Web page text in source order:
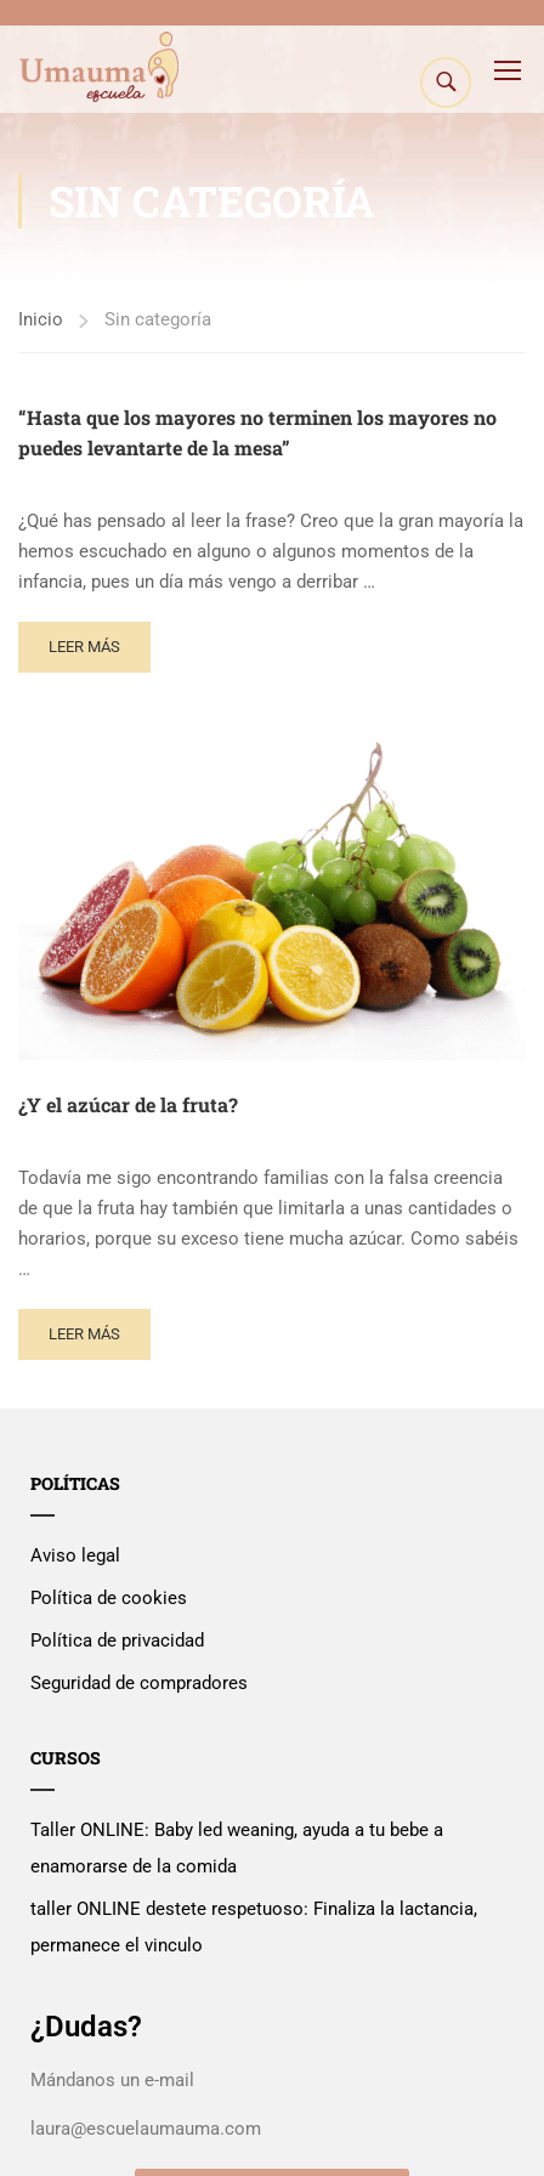
SIN CATEGORÍA
Inicio Sin categoría
“Hasta que los mayores no terminen los mayores no
puedes levantarte de la mesa”
¿Qué has pensado al leer la frase? Creo que la gran mayoría la
hemos escuchado en alguno o algunos momentos de la
infancia, pues un día más vengo a derribar …
LEER MÁS
¿Y el azúcar de la fruta?
Todavía me sigo encontrando familias con la falsa creencia
de que la fruta hay también que limitarla a unas cantidades o
horarios, porque su exceso tiene mucha azúcar. Como sabéis
…
LEER MÁS
POLÍTICAS
Aviso legal
Política de cookies
Política de privacidad
Seguridad de compradores
CURSOS
Taller ONLINE: Baby led weaning, ayuda a tu bebe a
enamorarse de la comida
taller ONLINE destete respetuoso: Finaliza la lactancia,
permanece el vinculo
¿Dudas?
Mándanos un e-mail
laura@escuelaumauma.com